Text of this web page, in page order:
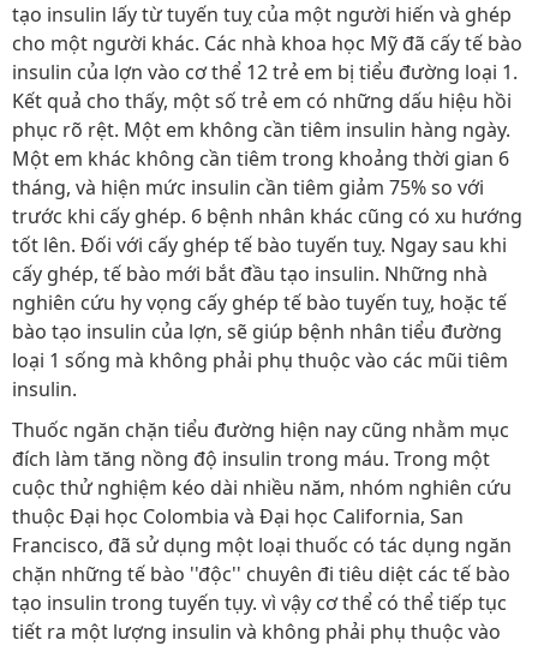
tạo insulin lấy từ tuyến tuỵ của một người hiến và ghép
cho một người khác. Các nhà khoa học Mỹ đã cấy tế bào
insulin của lợn vào cơ thể 12 trẻ em bị tiểu đường loại 1.
Kết quả cho thấy, một số trẻ em có những dấu hiệu hồi
phục rõ rệt. Một em không cần tiêm insulin hàng ngày.
Một em khác không cần tiêm trong khoảng thời gian 6
tháng, và hiện mức insulin cần tiêm giảm 75% so với
trước khi cấy ghép. 6 bệnh nhân khác cũng có xu hướng
tốt lên. Đối với cấy ghép tế bào tuyến tuỵ. Ngay sau khi
cấy ghép, tế bào mới bắt đầu tạo insulin. Những nhà
nghiên cứu hy vọng cấy ghép tế bào tuyến tuỵ, hoặc tế
bào tạo insulin của lợn, sẽ giúp bệnh nhân tiểu đường
loại 1 sống mà không phải phụ thuộc vào các mũi tiêm
insulin.
Thuốc ngăn chặn tiểu đường hiện nay cũng nhằm mục
đích làm tăng nồng độ insulin trong máu. Trong một
cuộc thử nghiệm kéo dài nhiều năm, nhóm nghiên cứu
thuộc Đại học Colombia và Đại học California, San
Francisco, đã sử dụng một loại thuốc có tác dụng ngăn
chặn những tế bào ''độc'' chuyên đi tiêu diệt các tế bào
tạo insulin trong tuyến tụy. vì vậy cơ thể có thể tiếp tục
tiết ra một lượng insulin và không phải phụ thuộc vào